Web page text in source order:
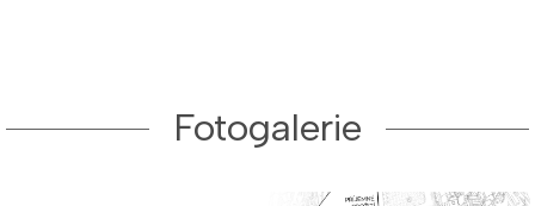
Fotogalerie